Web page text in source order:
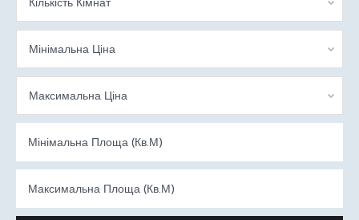
Кількість Кімнат
Мінімальна Ціна
Максимальна Ціна